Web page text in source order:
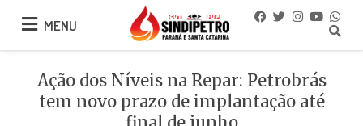
MENU
MENU
Ação dos Níveis na Repar: Petrobrás
tem novo prazo de implantação até